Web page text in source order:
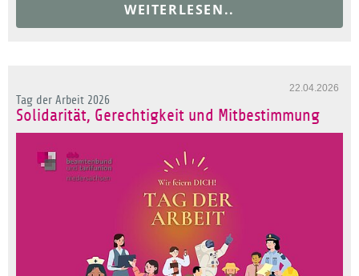
WEITERLESEN..
22.04.2026
Tag der Arbeit 2026
Solidarität, Gerechtigkeit und Mitbestimmung